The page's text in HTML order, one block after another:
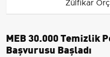
Zülfikar
MEB 30.000 Temizlik
Başvurusu Başladı